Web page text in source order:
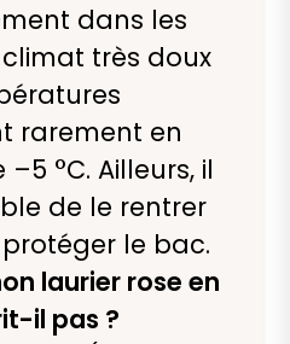
dans les
très doux
rarement en
°C. Ailleurs, il
de le rentrer
le bac.
laurier rose en
il pas ?